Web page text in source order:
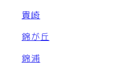
貴崎
錦が丘
錦浦